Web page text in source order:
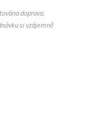
doprava.
si vzájemně